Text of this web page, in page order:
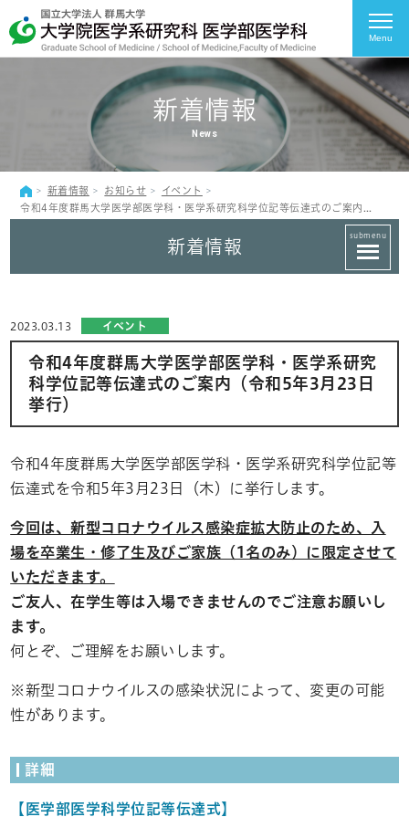
Menu
新着情報
submenu
新着情報
News
新着情報 お知らせ
イベント
2023.03.13 イベント
令和4年度群馬大学医学部医学科・医学系研究
科学位記等伝達式のご案内（令和5年3月23日
挙行）
令和4年度群馬大学医学部医学科・医学系研究科学位記等
伝達式を令和5年3月23日（木）に挙行します。
今回は、新型コロナウイルス感染症拡大防止のため、入
場を卒業生・修了生及びご家族（1名のみ）に限定させて
いただきます。
ご友人、在学生等は入場できませんのでご注意お願いし
ます。
何とぞ、ご理解をお願いします。
※新型コロナウイルスの感染状況によって、変更の可能
性があります。
詳細
【医学部医学科学位記等伝達式】